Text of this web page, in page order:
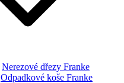
Nerezové dřezy Franke
Odpadkové koše Franke